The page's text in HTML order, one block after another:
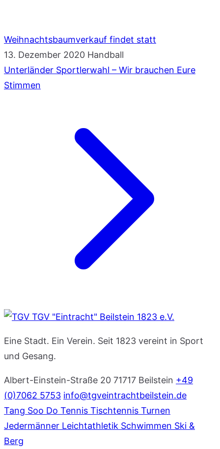
Weihnachtsbaumverkauf findet statt
13. Dezember 2020 Handball
Unterländer Sportlerwahl – Wir brauchen Eure
Stimmen
TGV "Eintracht" Beilstein 1823 e.V.
Eine Stadt. Ein Verein. Seit 1823 vereint in Sport
und Gesang.
Albert-Einstein-Straße 20 71717 Beilstein +49
(0)7062 5753 info@tgveintrachtbeilstein.de
Tang Soo Do Tennis Tischtennis Turnen
Jedermänner Leichtathletik Schwimmen Ski &
Berg